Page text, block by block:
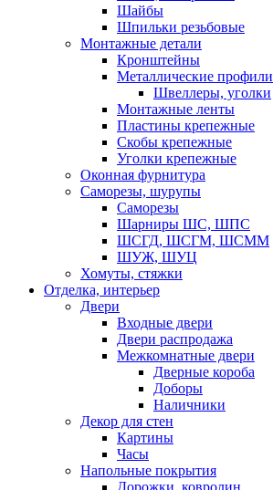
Шайбы
Шпильки резьбовые
Монтажные детали
Кронштейны
Металлические профили
Швеллеры, уголки
Монтажные ленты
Пластины крепежные
Скобы крепежные
Уголки крепежные
Оконная фурнитура
Саморезы, шурупы
Саморезы
Шарниры ШС, ШПС
ШСГД, ШСГМ, ШСММ
ШУЖ, ШУЦ
Хомуты, стяжки
Отделка, интерьер
Двери
Входные двери
Двери распродажа
Межкомнатные двери
Дверные короба
Доборы
Наличники
Декор для стен
Картины
Часы
Напольные покрытия
Дорожки, ковролин